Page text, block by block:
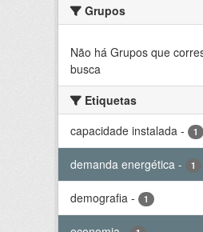
Grupos
Não há Grupos que
busca
Etiquetas
capacidade instalada - 1
demanda energética - 1
demografia - 1